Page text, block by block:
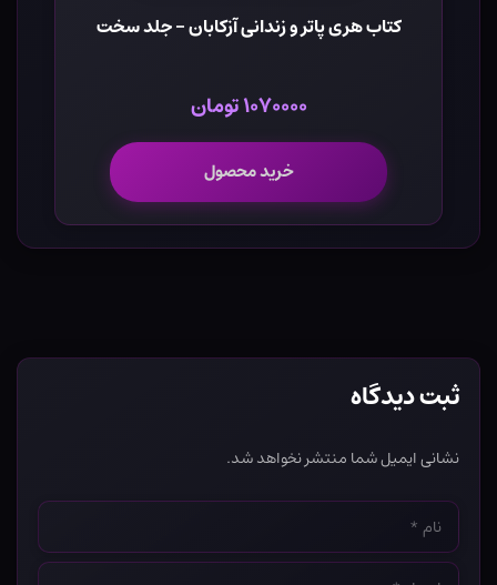
کتاب هری پاتر و زندانی آزکابان - جلد سخت
۱۰۷۰۰۰۰ تومان
خرید محصول
ثبت دیدگاه
نشانی ایمیل شما منتشر نخواهد شد.
نام
*
ایمیل